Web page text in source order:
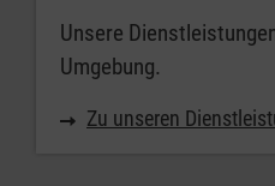
Unsere
Umgebung.
Zu unseren